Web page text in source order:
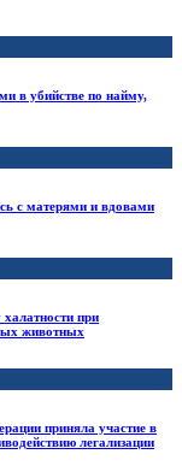
в убийстве по найму,
с матерями и вдовами
при
животных
приняла участие в
легализации